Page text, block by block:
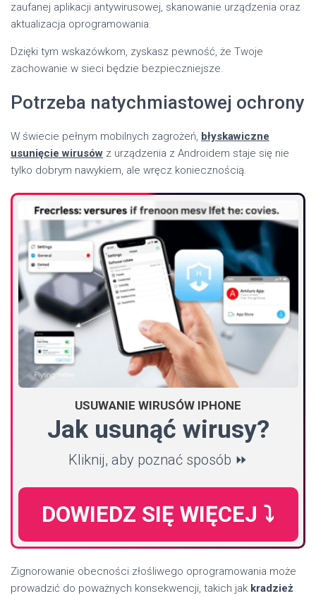
zaufanej aplikacji antywirusowej, skanowanie urządzenia oraz
aktualizacja oprogramowania.
Dzięki tym wskazówkom, zyskasz pewność, że Twoje
zachowanie w sieci będzie bezpieczniejsze.
Potrzeba natychmiastowej ochrony
W świecie pełnym mobilnych zagrożeń, błyskawiczne
usunięcie wirusów z urządzenia z Androidem staje się nie
tylko dobrym nawykiem, ale wręcz koniecznością.
USUWANIE WIRUSÓW IPHONE
Jak usunąć wirusy?
Kliknij, aby poznać sposób ⏩
DOWIEDZ SIĘ WIĘCEJ ⤵️
Zignorowanie obecności złośliwego oprogramowania może
prowadzić do poważnych konsekwencji, takich jak kradzież